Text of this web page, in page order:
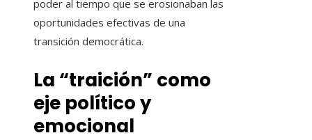
poder al tiempo que se erosionaban las
oportunidades efectivas de una
transición democrática.
La “traición” como
eje político y
emocional